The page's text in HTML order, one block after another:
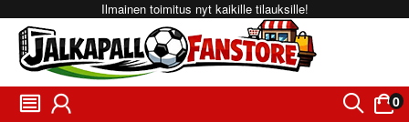
Ilmainen toimitus nyt kaikille tilauksille!
󰂩 󰃳 󰂨 0
󰃠